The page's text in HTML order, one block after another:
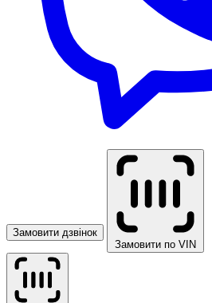
Замовити дзвінок
Замовити по VIN